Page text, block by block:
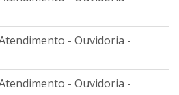
- Ouvidoria -
- Ouvidoria -